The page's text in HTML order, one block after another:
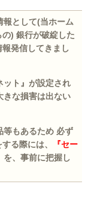
報として(当ホーム
) 銀行が破綻した
発信してきまし
ット』が設定され
きな損害は出ない
等もあるため 必ず
る際には、
『セー
を、事前に把握し